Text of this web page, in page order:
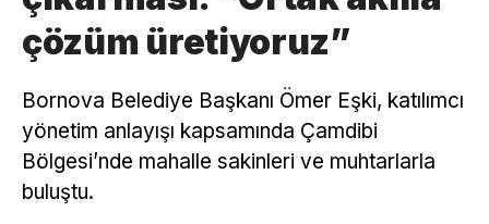
çözüm üretiyoruz”
Bornova Belediye Başkanı Ömer Eşki, katılımcı
yönetim anlayışı kapsamında Çamdibi
Bölgesi’nde mahalle sakinleri ve muhtarlarla
buluştu.